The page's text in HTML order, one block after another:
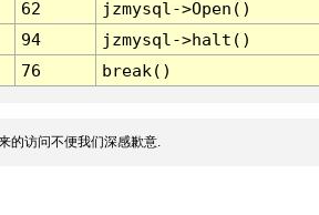
62
jzmysql->Open()
94
jzmysql->halt()
76 break()
的访问不便我们深感歉意.